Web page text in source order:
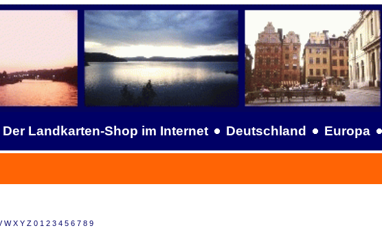
Der Landkarten-Shop im Internet Deutschland Europa
WX Y Z 0 1 2 3 4 5 6 7 8 9